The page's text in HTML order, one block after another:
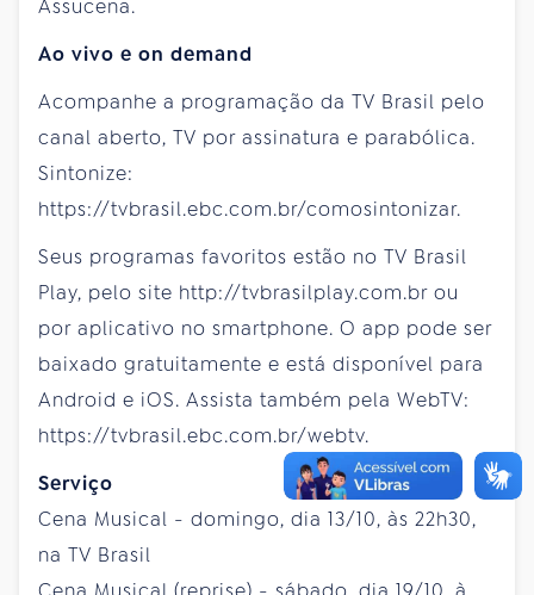
Assucena.
Ao vivo e on demand
Acompanhe a programação da TV Brasil pelo
canal aberto, TV por assinatura e parabólica.
Sintonize:
https://tvbrasil.ebc.com.br/comosintonizar.
Seus programas favoritos estão no TV Brasil
Play, pelo site http://tvbrasilplay.com.br ou
por aplicativo no smartphone. O app pode ser
baixado gratuitamente e está disponível para
Android e iOS. Assista também pela WebTV:
https://tvbrasil.ebc.com.br/webtv.
Serviço
Cena Musical - domingo, dia 13/10, às 22h30,
na TV Brasil